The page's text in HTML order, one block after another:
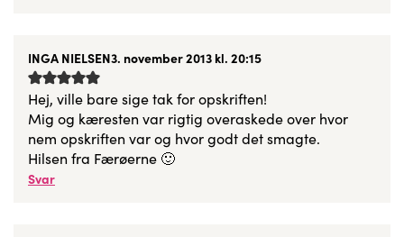
INGA NIELSEN3. november 2013 kl. 20:15
Hej, ville bare sige tak for opskriften!
Mig og kæresten var rigtig overaskede over hvor
nem opskriften var og hvor godt det smagte.
Hilsen fra Færøerne 🙂
Svar